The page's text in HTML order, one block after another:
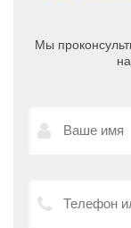
Мы